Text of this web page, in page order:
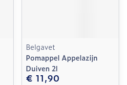
Belgavet
Pomappel Appelazijn
Duiven 2l
€ 11,90